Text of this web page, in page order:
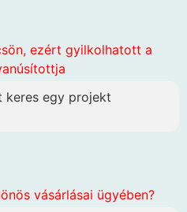
ezért gyilkolhatott a
keres egy projekt
vásárlásai ügyében?